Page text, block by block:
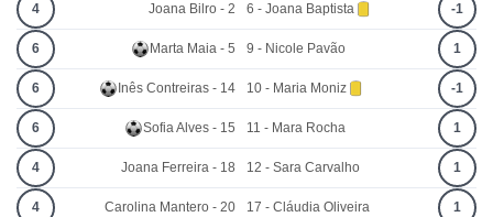
4 Joana Bilro - 2
6 Marta Maia - 5
6 Inês Contreiras - 14
6 Sofia Alves - 15
4 Joana Ferreira - 18
4 Carolina Mantero - 20
6 - Joana Baptista -1
9 - Nicole Pavão 1
10 - Maria Moniz -1
11 - Mara Rocha 1
12 - Sara Carvalho 1
17 - Cláudia Oliveira 1